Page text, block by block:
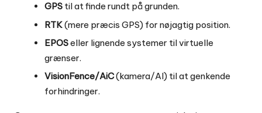
GPS til at finde rundt på grunden.
RTK(mere præcis GPS) for nøjagtig position.
EPOSeller lignende systemer til virtuelle
grænser.
VisionFence/AiC(kamera/AI) til at genkende
forhindringer.